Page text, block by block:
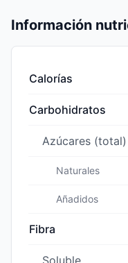
Información
Calorías
Carbohidratos
Azúcares (total)
Naturales
Añadidos
Fibra
Soluble